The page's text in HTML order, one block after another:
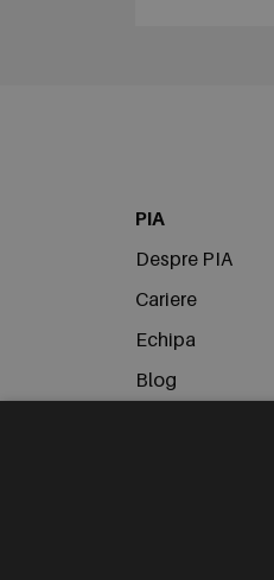
PIA
Despre PIA
Cariere
Echipa
Blog